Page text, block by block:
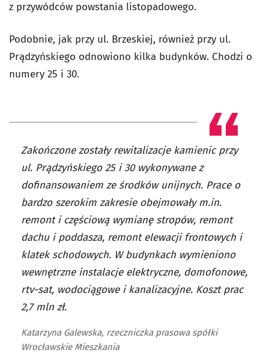
z przywódców powstania listopadowego.
Podobnie, jak przy ul. Brzeskiej, również przy ul.
Prądzyńskiego odnowiono kilka budynków. Chodzi o
numery 25 i 30.
Zakończone zostały rewitalizacje kamienic przy
ul. Prądzyńskiego 25 i 30 wykonywane z
dofinansowaniem ze środków unijnych. Prace o
bardzo szerokim zakresie obejmowały m.in.
remont i częściową wymianę stropów, remont
dachu i poddasza, remont elewacji frontowych i
klatek schodowych. W budynkach wymieniono
wewnętrzne instalacje elektryczne, domofonowe,
rtv-sat, wodociągowe i kanalizacyjne. Koszt prac
2,7 mln zł.
Katarzyna Galewska, rzeczniczka prasowa spółki
Wrocławskie Mieszkania